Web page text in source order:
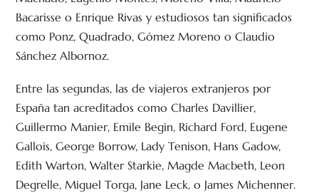
Bacarisse o Enrique Rivas y estudiosos tan significados
como Ponz, Quadrado, Gómez Moreno o Claudio
Sánchez Albornoz.
Entre las segundas, las de viajeros extranjeros por
España tan acreditados como Charles Davillier,
Guillermo Manier, Emile Begin, Richard Ford, Eugene
Gallois, George Borrow, Lady Tenison, Hans Gadow,
Edith Warton, Walter Starkie, Magde Macbeth, Leon
Degrelle, Miguel Torga, Jane Leck, o James Michenner.